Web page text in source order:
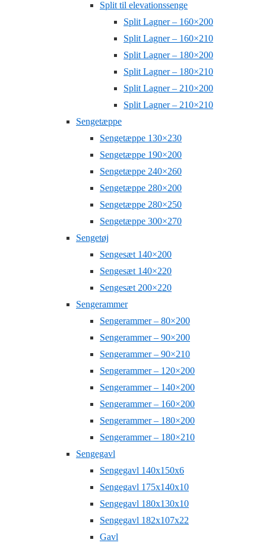
Split til elevationssenge
Split Lagner – 160×200
Split Lagner – 160×210
Split Lagner – 180×200
Split Lagner – 180×210
Split Lagner – 210×200
Split Lagner – 210×210
Sengetæppe
Sengetæppe 130×230
Sengetæppe 190×200
Sengetæppe 240×260
Sengetæppe 280×200
Sengetæppe 280×250
Sengetæppe 300×270
Sengetøj
Sengesæt 140×200
Sengesæt 140×220
Sengesæt 200×220
Sengerammer
Sengerammer – 80×200
Sengerammer – 90×200
Sengerammer – 90×210
Sengerammer – 120×200
Sengerammer – 140×200
Sengerammer – 160×200
Sengerammer – 180×200
Sengerammer – 180×210
Sengegavl
Sengegavl 140x150x6
Sengegavl 175x140x10
Sengegavl 180x130x10
Sengegavl 182x107x22
Gavl